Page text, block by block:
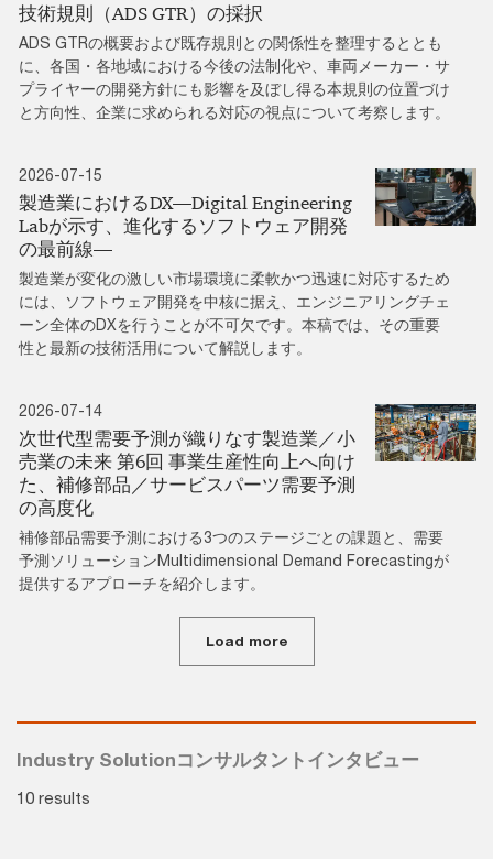
技術規則（ADS GTR）の採択
ADS GTRの概要および既存規則との関係性を整理するととも
に、各国・各地域における今後の法制化や、車両メーカー・サ
プライヤーの開発方針にも影響を及ぼし得る本規則の位置づけ
と方向性、企業に求められる対応の視点について考察します。
2026-07-15
製造業におけるDX―Digital Engineering
Labが示す、進化するソフトウェア開発
の最前線―
製造業が変化の激しい市場環境に柔軟かつ迅速に対応するため
には、ソフトウェア開発を中核に据え、エンジニアリングチェ
ーン全体のDXを行うことが不可欠です。本稿では、その重要
性と最新の技術活用について解説します。
2026-07-14
次世代型需要予測が織りなす製造業／小
売業の未来 第6回 事業生産性向上へ向け
た、補修部品／サービスパーツ需要予測
の高度化
補修部品需要予測における3つのステージごとの課題と、需要
予測ソリューションMultidimensional Demand Forecastingが
提供するアプローチを紹介します。
Load more
Industry Solutionコンサルタントインタビュー
10 results